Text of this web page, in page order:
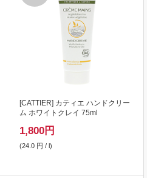
[CATTIER] カティエ ハンドクリー
ム ホワイトクレイ 75ml
1,800円
(24.0 円 / l)